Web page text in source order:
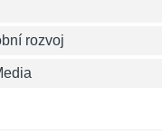
rozvoj